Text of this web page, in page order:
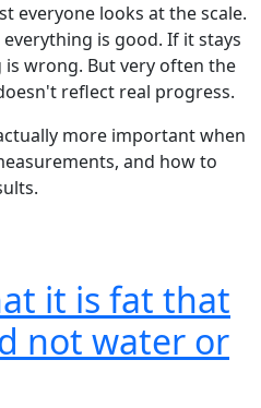
everyone looks at the scale.
is good. If it stays
wrong. But very often the
reflect real progress.
more important when
and how to
it is fat that
not water or